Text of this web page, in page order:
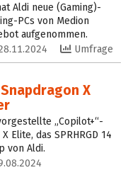
Aldi neue (Gaming)-
PCs von Medion
aufgenommen.
Umfrage
X
„Copilot+“-
Elite, das SPRHRGD 14
von Aldi.